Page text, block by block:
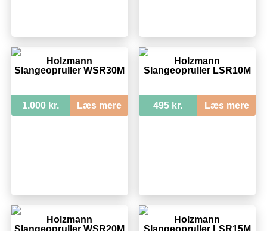
Holzmann
Slangeopruller WSR30M
1.000 kr. Læs mere
Holzmann
Slangeopruller LSR10M
495 kr. Læs mere
Holzmann
Slangeopruller WSR20M
Holzmann
Slangeopruller LSR15M